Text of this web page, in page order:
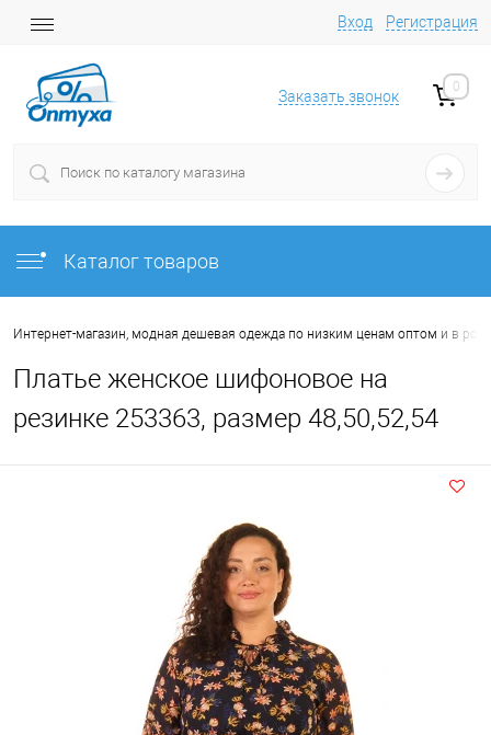
Вход Регистрация
Заказать звонок
0
Каталог товаров
Интернет-магазин, модная дешевая одежда по низким ценам оптом и в
Платье женское шифоновое на
резинке 253363, размер 48,50,52,54